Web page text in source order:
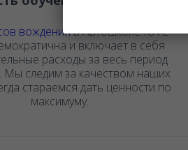
вожденияв Автошколе ЮТС
и включает в себя
расходы за весь период
Мы следим за качеством наших
стараемся дать ценности по
максимуму.